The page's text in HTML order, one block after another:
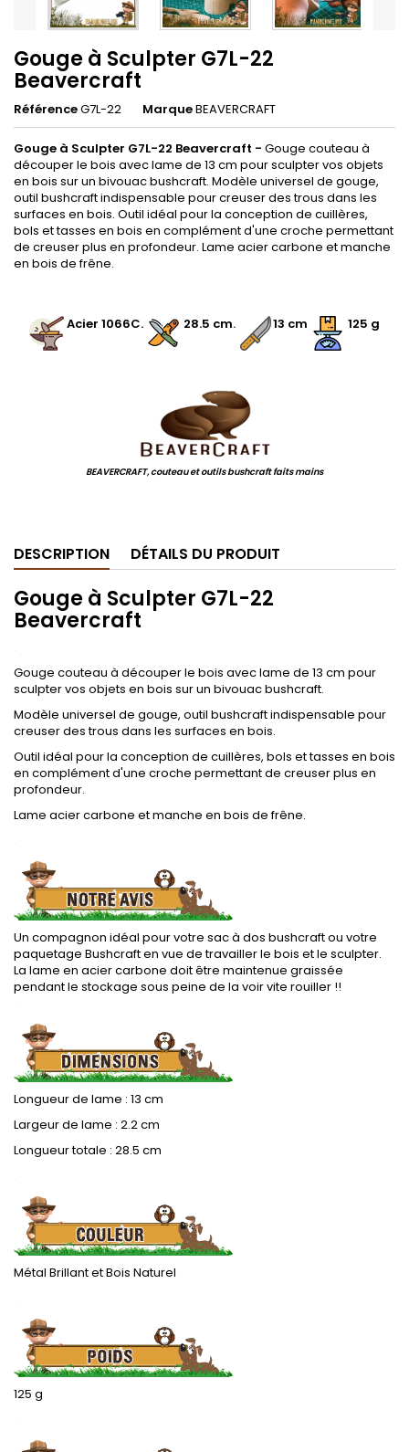
Gouge à Sculpter G7L-22
Beavercraft
RéférenceG7L-22 MarqueBEAVERCRAFT
Gouge à Sculpter G7L-22 Beavercraft - Gouge couteau à
découper le bois avec lame de 13 cm pour sculpter vos objets
en bois sur un bivouac bushcraft. Modèle universel de gouge,
outil bushcraft indispensable pour creuser des trous dans les
surfaces en bois. Outil idéal pour la conception de cuillères,
bols et tasses en bois en complément d'une croche permettant
de creuser plus en profondeur. Lame acier carbone et manche
en bois de frêne.
Acier 1066C. 28.5 cm. 13 cm 125 g
BEAVERCRAFT, couteau et outils bushcraft faits mains
DESCRIPTION DÉTAILS DU PRODUIT
Gouge à Sculpter G7L-22
Beavercraft
.
Gouge couteau à découper le bois avec lame de 13 cm pour
sculpter vos objets en bois sur un bivouac bushcraft.
Modèle universel de gouge, outil bushcraft indispensable pour
creuser des trous dans les surfaces en bois.
Outil idéal pour la conception de cuillères, bols et tasses en bois
en complément d'une croche permettant de creuser plus en
profondeur.
Lame acier carbone et manche en bois de frêne.
.
Un compagnon idéal pour votre sac à dos bushcraft ou votre
paquetage Bushcraft en vue de travailler le bois et le sculpter.
La lame en acier carbone doit être maintenue graissée
pendant le stockage sous peine de la voir vite rouiller !!
.
Longueur de lame : 13 cm
Largeur de lame : 2.2 cm
Longueur totale : 28.5 cm
.
Métal Brillant et Bois Naturel
.
125 g
.